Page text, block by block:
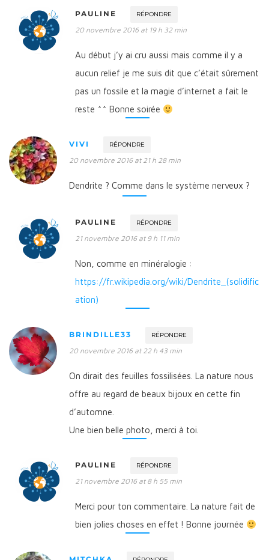
PAULINE RÉPONDRE
20 novembre 2016 at 19 h 32 min
Au début j’y ai cru aussi mais comme il y a
aucun relief je me suis dit que c’était sûrement
pas un fossile et la magie d’internet a fait le
reste ^^ Bonne soirée
VIVI RÉPONDRE
20 novembre 2016 at 21 h 28 min
Dendrite ? Comme dans le système nerveux ?
PAULINE RÉPONDRE
21 novembre 2016 at 9 h 11 min
Non, comme en minéralogie :
https://fr.wikipedia.org/wiki/Dendrite_(solidific
ation)
BRINDILLE33 RÉPONDRE
20 novembre 2016 at 22 h 43 min
On dirait des feuilles fossilisées. La nature nous
offre au regard de beaux bijoux en cette fin
d’automne.
Une bien belle photo, merci à toi.
PAULINE RÉPONDRE
21 novembre 2016 at 8 h 55 min
Merci pour ton commentaire. La nature fait de
bien jolies choses en effet ! Bonne journée